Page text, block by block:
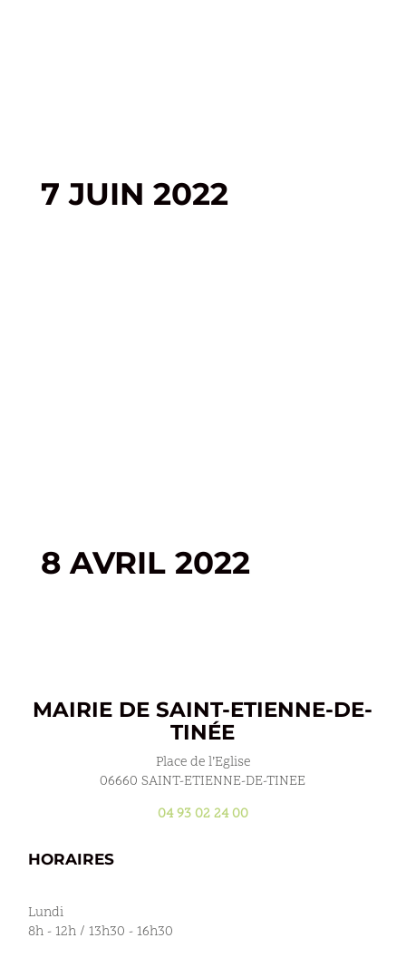
7 JUIN 2022
8 AVRIL 2022
MAIRIE DE SAINT-ETIENNE-DE-
TINÉE
Place de l’Eglise
06660 SAINT-ETIENNE-DE-TINEE
04 93 02 24 00
HORAIRES
Lundi
8h - 12h / 13h30 - 16h30